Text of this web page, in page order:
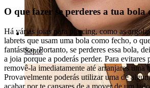
Septo
O que fazer se perderes a tua bola
Há várias joias para piercing, como as
labrets que usam uma bola como fecho, o
fantástico. Portanto, se perderes essa bola,
a joia porque a poderás perder. Para evitares
removê-la imediatamente até arranjares uma
Provavelmente poderás utilizar uma de
acabar por te cansares de a mover de um